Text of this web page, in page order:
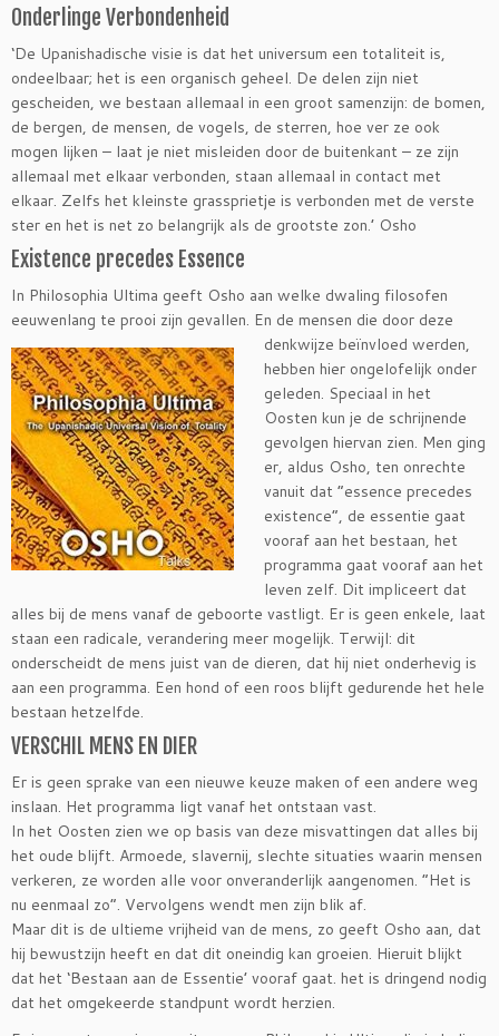
Onderlinge Verbondenheid
‘De Upanishadische visie is dat het universum een totaliteit is,
ondeelbaar; het is een organisch geheel. De delen zijn niet
gescheiden, we bestaan allemaal in een groot samenzijn: de bomen,
de bergen, de mensen, de vogels, de sterren, hoe ver ze ook
mogen lijken – laat je niet misleiden door de buitenkant – ze zijn
allemaal met elkaar verbonden, staan allemaal in contact met
elkaar. Zelfs het kleinste grassprietje is verbonden met de verste
ster en het is net zo belangrijk als de grootste zon.’ Osho
Existence precedes Essence
In Philosophia Ultima geeft Osho aan welke dwaling filosofen
eeuwenlang te prooi zijn gevallen. En de mensen die door deze
denkwijze beïnvloed werden,
hebben hier ongelofelijk onder
geleden. Speciaal in het
Oosten kun je de schrijnende
gevolgen hiervan zien. Men ging
er, aldus Osho, ten onrechte
vanuit dat “essence precedes
existence”, de essentie gaat
vooraf aan het bestaan, het
programma gaat vooraf aan het
leven zelf. Dit impliceert dat
alles bij de mens vanaf de geboorte vastligt. Er is geen enkele, laat
staan een radicale, verandering meer mogelijk. Terwijl: dit
onderscheidt de mens juist van de dieren, dat hij niet onderhevig is
aan een programma. Een hond of een roos blijft gedurende het hele
bestaan hetzelfde.
VERSCHIL MENS EN DIER
Er is geen sprake van een nieuwe keuze maken of een andere weg
inslaan. Het programma ligt vanaf het ontstaan vast.
In het Oosten zien we op basis van deze misvattingen dat alles bij
het oude blijft. Armoede, slavernij, slechte situaties waarin mensen
verkeren, ze worden alle voor onveranderlijk aangenomen. “Het is
nu eenmaal zo”. Vervolgens wendt men zijn blik af.
Maar dit is de ultieme vrijheid van de mens, zo geeft Osho aan, dat
hij bewustzijn heeft en dat dit oneindig kan groeien. Hieruit blijkt
dat het ‘Bestaan aan de Essentie’ vooraf gaat. het is dringend nodig
dat het omgekeerde standpunt wordt herzien.